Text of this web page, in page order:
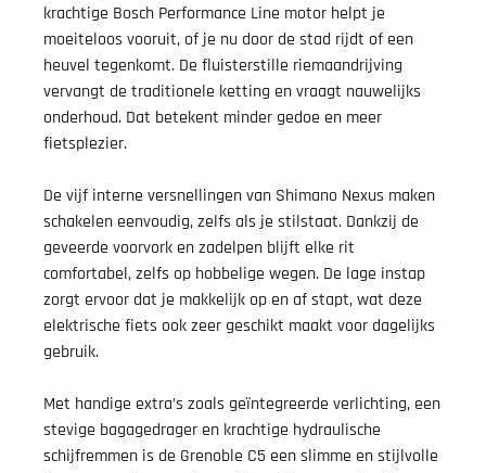
krachtige Bosch Performance Line motor helpt je
moeiteloos vooruit, of je nu door de stad rijdt of een
heuvel tegenkomt. De fluisterstille riemaandrijving
vervangt de traditionele ketting en vraagt nauwelijks
onderhoud. Dat betekent minder gedoe en meer
fietsplezier.
De vijf interne versnellingen van Shimano Nexus maken
schakelen eenvoudig, zelfs als je stilstaat. Dankzij de
geveerde voorvork en zadelpen blijft elke rit
comfortabel, zelfs op hobbelige wegen. De lage instap
zorgt ervoor dat je makkelijk op en af stapt, wat deze
elektrische fiets ook zeer geschikt maakt voor dagelijks
gebruik.
Met handige extra’s zoals geïntegreerde verlichting, een
stevige bagagedrager en krachtige hydraulische
schijfremmen is de Grenoble C5 een slimme en stijlvolle